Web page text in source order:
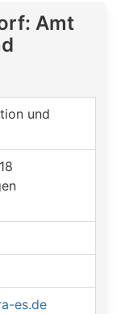
Amt
und
es.de